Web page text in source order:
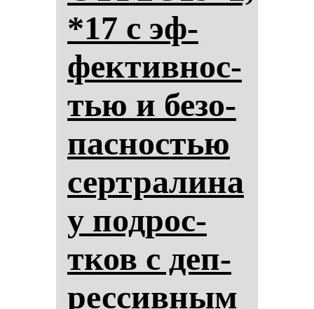
*17 с эф­
фек­тив­нос­
тью и бе­зо­
пас­нос­тью
сер­тра­ли­на
у под­рос­
тков с деп­
рес­сив­ным